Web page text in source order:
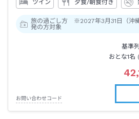
ツイン 夕食/朝食付き
旅の過ごし方 ※2027年3月31日（沖
発の方対象
基準
おとな1名 (
お問い合わせコード